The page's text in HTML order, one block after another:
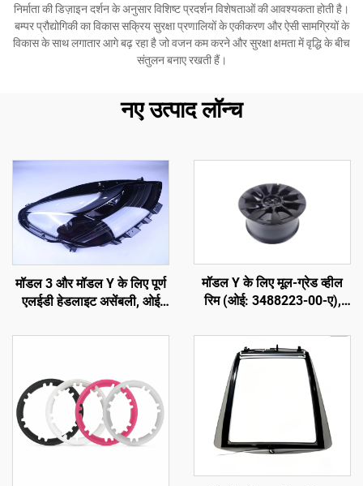
निर्माता की डिज़ाइन दर्शन के अनुसार विशिष्ट प्रदर्शन विशेषताओं की आवश्यकता होती है।
बम्पर प्रौद्योगिकी का विकास सक्रिय सुरक्षा प्रणालियों के एकीकरण और ऐसी सामग्रियों के
विकास के साथ लगातार आगे बढ़ रहा है जो वजन कम करने और सुरक्षा क्षमता में वृद्धि के बीच
संतुलन बनाए रखती हैं।
नए उत्पाद लॉन्च
मॉडल 3 और मॉडल Y के लिए पूर्ण
एलईडी हेडलाइट असेंबली, ओई
00-E, 1514952-10-E,
मॉडल Y के लिए मूल-ग्रेड व्हील
रिम (ओई: 3488223-00-ए),
परिशुद्धता, मूल लग नट्स और ब्रेक
प्रणाली के साथ संगत,
प्रतिस्थापन और कस्टमाइज़ेशन के